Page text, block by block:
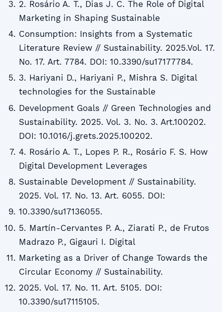
2. Rosário A. T., Dias J. C. The Role of Digital
Marketing in Shaping Sustainable
Consumption: Insights from a Systematic
Literature Review // Sustainability. 2025.Vol. 17.
No. 17. Art. 7784. DOI: 10.3390/su17177784.
3. Hariyani D., Hariyani P., Mishra S. Digital
technologies for the Sustainable
Development Goals // Green Technologies and
Sustainability. 2025. Vol. 3. No. 3. Art.100202.
DOI: 10.1016/j.grets.2025.100202.
4. Rosário A. T., Lopes P. R., Rosário F. S. How
Digital Development Leverages
Sustainable Development // Sustainability.
2025. Vol. 17. No. 13. Art. 6055. DOI:
10.3390/su17136055.
5. Martín-Cervantes P. A., Ziarati P., de Frutos
Madrazo P., Gigauri I. Digital
Marketing as a Driver of Change Towards the
Circular Economy // Sustainability.
2025. Vol. 17. No. 11. Art. 5105. DOI:
10.3390/su17115105.